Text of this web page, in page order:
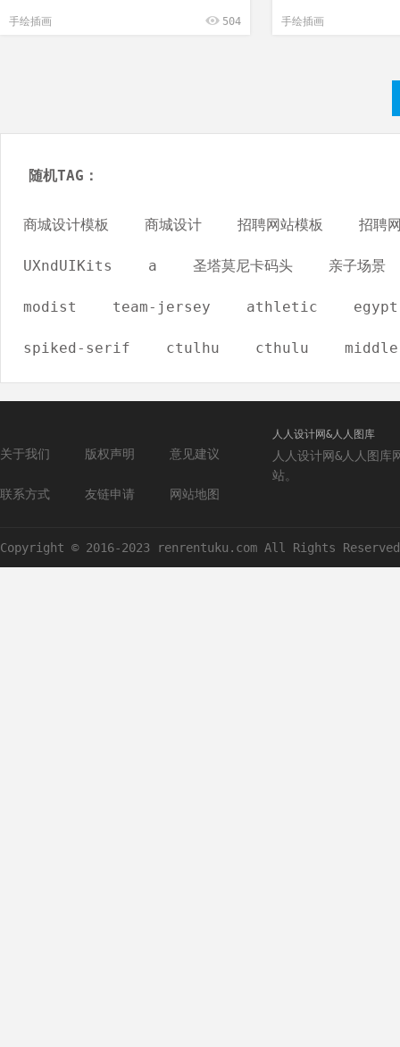
手绘插画 504 手绘插画
随机TAG：
商城设计模板 商城设计 招聘网站模板 招聘
UXndUIKits a 圣塔莫尼卡码头 亲子场景
modist team-jersey athletic egypt
spiked-serif ctulhu cthulu
关于我们 版权声明 意见建议
联系方式 友链申请 网站地图
人人设计网&人人图库
人人设计网&人人图库
站。
Copyright © 2016-2023 renrentuku.com All Rights